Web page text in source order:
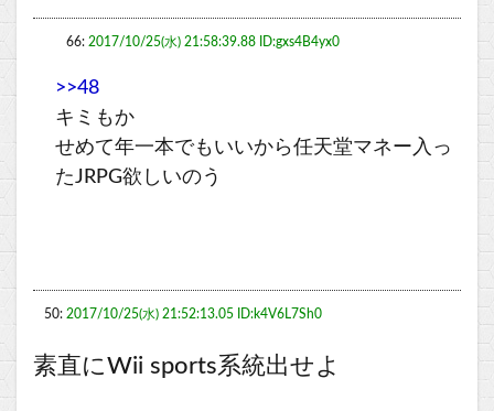
66: 2017/10/25(水) 21:58:39.88 ID:gxs4B4yx0
>>48
キミもか
せめて年一本でもいいから任天堂マネー入っ
たJRPG欲しいのう
50: 2017/10/25(水) 21:52:13.05 ID:k4V6L7Sh0
素直にWii sports系統出せよ